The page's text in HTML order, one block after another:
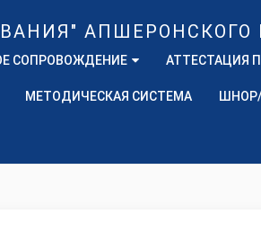
СОПРОВОЖДЕНИЕ АТТЕСТАЦИЯ
МЕТОДИЧЕСКАЯ СИСТЕМА ШНОР/